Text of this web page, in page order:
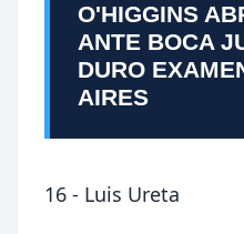
O'HIGGINS
ANTE BOCA
DURO
AIRES
16 - Luis Ureta